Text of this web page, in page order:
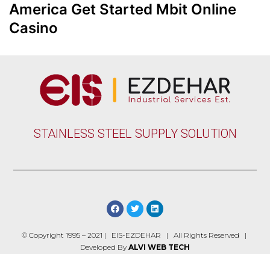
America Get Started Mbit Online
Casino
STAINLESS STEEL SUPPLY SOLUTION
© Copyright 1995 – 2021 | EIS-EZDEHAR | All Rights Reserved |
Developed By ALVI WEB TECH